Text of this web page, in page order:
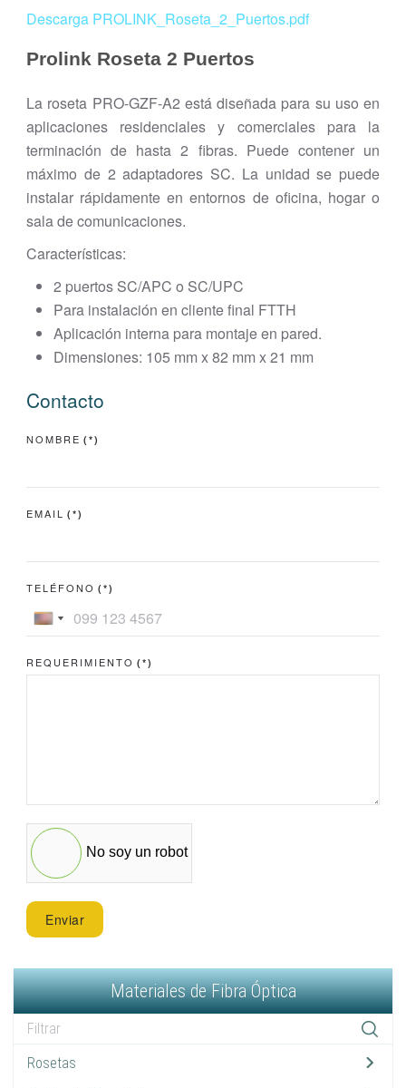
Descarga PROLINK_Roseta_2_Puertos.pdf
Prolink Roseta 2 Puertos
La roseta PRO-GZF-A2 está diseñada para su uso en
aplicaciones residenciales y comerciales para la
terminación de hasta 2 fibras. Puede contener un
máximo de 2 adaptadores SC. La unidad se puede
instalar rápidamente en entornos de oficina, hogar o
sala de comunicaciones.
Características:
2 puertos SC/APC o SC/UPC
Para instalación en cliente final FTTH
Aplicación interna para montaje en pared.
Dimensiones: 105 mm x 82 mm x 21 mm
Contacto
NOMBRE (*)
EMAIL (*)
TELÉFONO (*)
Ecuador
United
+1
REQUERIMIENTO (*)
No soy un robot
Enviar
Materiales de Fibra Óptica
Rosetas